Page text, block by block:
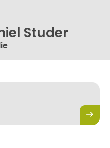
Studer